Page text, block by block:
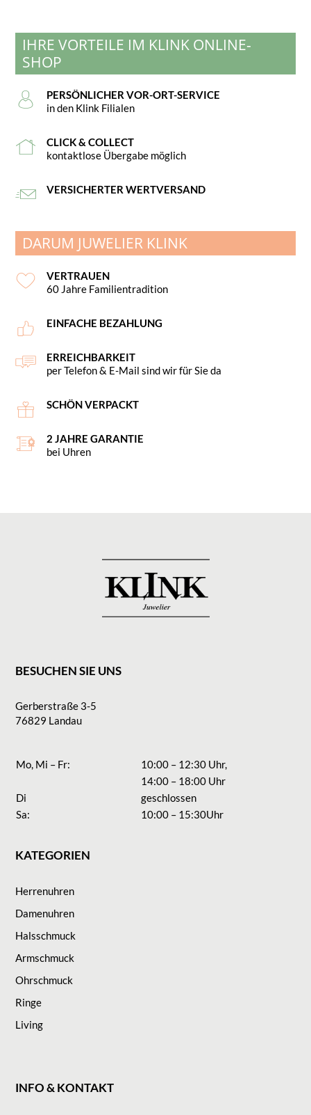
IHRE VORTEILE IM KLINK ONLINE-
SHOP
PERSÖNLICHER VOR-ORT-SERVICE
in den Klink Filialen
CLICK & COLLECT
kontaktlose Übergabe möglich
VERSICHERTER WERTVERSAND
DARUM JUWELIER KLINK
VERTRAUEN
60 Jahre Familientradition
EINFACHE BEZAHLUNG
ERREICHBARKEIT
per Telefon & E-Mail sind wir für Sie da
SCHÖN VERPACKT
2 JAHRE GARANTIE
bei Uhren
BESUCHEN SIE UNS
Gerberstraße 3-5
76829 Landau
Mo, Mi – Fr:
10:00 – 12:30 Uhr,
14:00 – 18:00 Uhr
Di
geschlossen
Sa:
10:00 – 15:30Uhr
KATEGORIEN
Herrenuhren
Damenuhren
Halsschmuck
Armschmuck
Ohrschmuck
Ringe
Living
INFO & KONTAKT